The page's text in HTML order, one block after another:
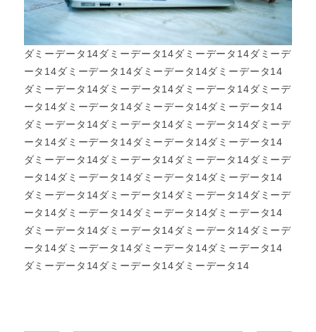
ダミーデータ14ダミーデータ14ダミーデータ14ダミーデ
ータ14ダミーデータ14ダミーデータ14ダミーデータ14
ダミーデータ14ダミーデータ14ダミーデータ14ダミーデ
ータ14ダミーデータ14ダミーデータ14ダミーデータ14
ダミーデータ14ダミーデータ14ダミーデータ14ダミーデ
ータ14ダミーデータ14ダミーデータ14ダミーデータ14
ダミーデータ14ダミーデータ14ダミーデータ14ダミーデ
ータ14ダミーデータ14ダミーデータ14ダミーデータ14
ダミーデータ14ダミーデータ14ダミーデータ14ダミーデ
ータ14ダミーデータ14ダミーデータ14ダミーデータ14
ダミーデータ14ダミーデータ14ダミーデータ14ダミーデ
ータ14ダミーデータ14ダミーデータ14ダミーデータ14
ダミーデータ14ダミーデータ14ダミーデータ14